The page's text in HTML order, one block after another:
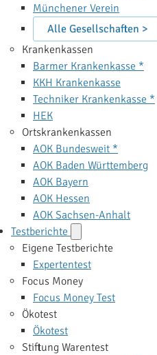
Münchener Verein
Alle Gesellschaften >
Krankenkassen
Barmer Krankenkasse *
KKH Krankenkasse
Techniker Krankenkasse *
HEK
Ortskrankenkassen
AOK Bundesweit *
AOK Baden Württemberg
AOK Bayern
AOK Hessen
AOK Sachsen-Anhalt
Testberichte
Eigene Testberichte
Expertentest
Focus Money
Focus Money Test
Ökotest
Ökotest
Stiftung Warentest